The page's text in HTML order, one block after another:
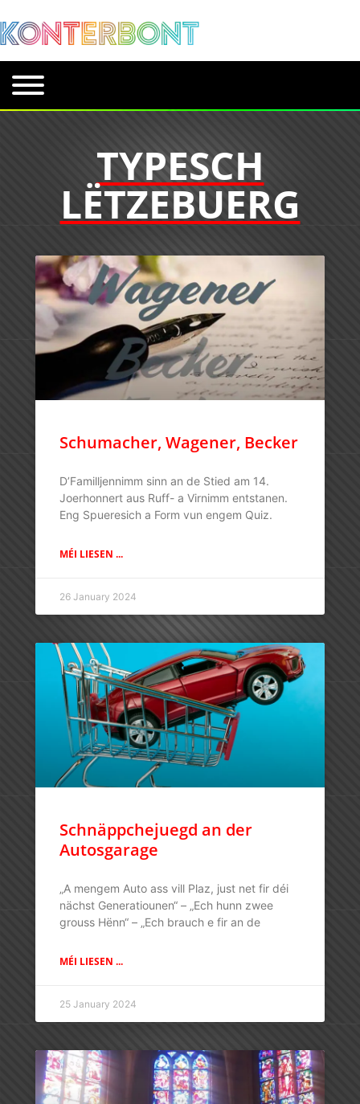
TYPESCH
LËTZEBUERG
Schumacher, Wagener, Becker
D’Familljennimm sinn an de Stied am 14.
Joerhonnert aus Ruff- a Virnimm entstanen.
Eng Spueresich a Form vun engem Quiz.
MÉI LIESEN ...
26 January 2024
Schnäppchejuegd an der
Autosgarage
„A mengem Auto ass vill Plaz, just net fir déi
nächst Generatiounen“ – „Ech hunn zwee
grouss Hënn“ – „Ech brauch e fir an de
MÉI LIESEN ...
25 January 2024